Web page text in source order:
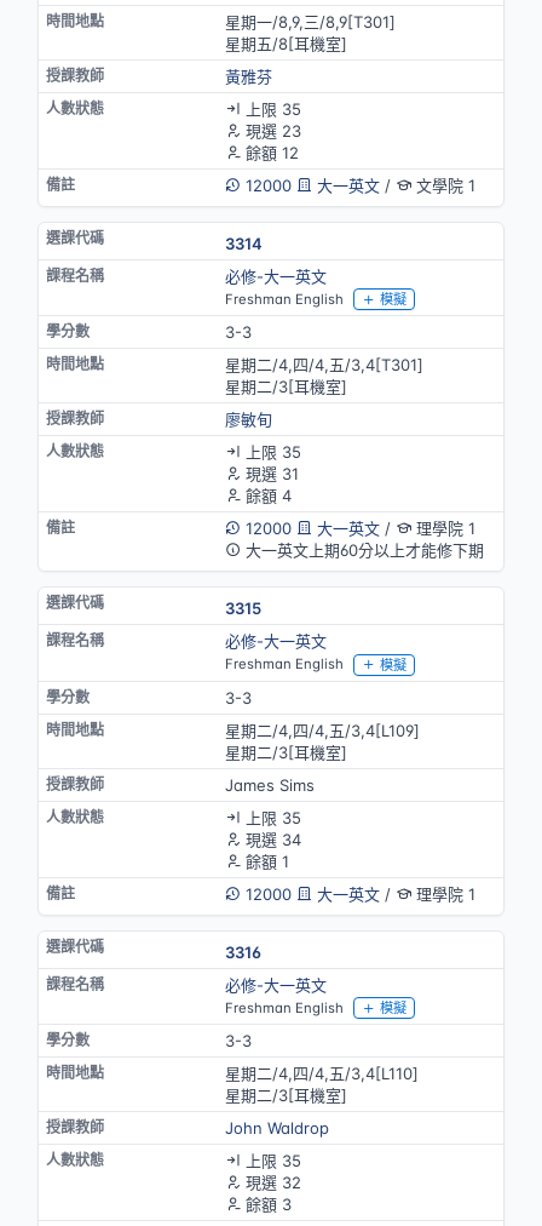
星期一/8,9,三/8,9[T301]
星期五/8[耳機室]
黃雅芬
上限 35
現選 23
餘額 12
12000
大一英文/ 文學院 1
3314
必修-大一英文
Freshman English 模擬
3-3
星期二/4,四/4,五/3,4[T301]
星期二/3[耳機室]
廖敏旬
上限 35
現選 31
餘額 4
12000
大一英文/
理學院 1
大一英文上期60分以上才能修下期
3315
必修-大一英文
Freshman English 模擬
3-3
星期二/4,四/4,五/3,4[L109]
星期二/3[耳機室]
James Sims
上限 35
現選 34
餘額 1
12000
大一英文/ 理學院 1
3316
必修-大一英文
Freshman English 模擬
3-3
星期二/4,四/4,五/3,4[L110]
星期二/3[耳機室]
John Waldrop
上限 35
現選 32
餘額 3